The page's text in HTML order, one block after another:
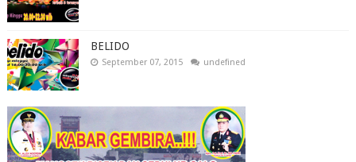
BELIDO
September 07, 2015 undefined